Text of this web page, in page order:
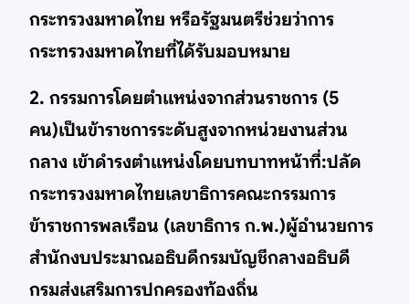
กระทรวงมหาดไทย หรือรัฐมนตรีช่วยว่าการ
กระทรวงมหาดไทยที่ได้รับมอบหมาย
2. กรรมการโดยตำแหน่งจากส่วนราชการ (5
คน)เป็นข้าราชการระดับสูงจากหน่วยงานส่วน
กลาง เข้าดำรงตำแหน่งโดยบทบาทหน้าที่:ปลัด
กระทรวงมหาดไทยเลขาธิการคณะกรรมการ
ข้าราชการพลเรือน (เลขาธิการ ก.พ.)ผู้อำนวยการ
สำนักงบประมาณอธิบดีกรมบัญชีกลางอธิบดี
กรมส่งเสริมการปกครองท้องถิ่น